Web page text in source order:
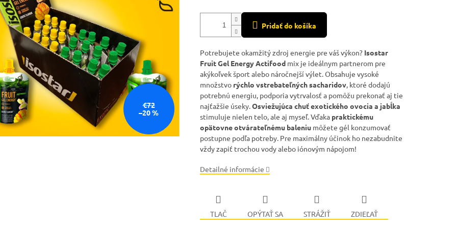
€72
–20 %
Pridať do košíka
Potrebujete okamžitý zdroj energie pre váš výkon? Isostar
Fruit Gel Energy Actifoodmix je ideálnym partnerom pre
akýkoľvek šport alebo náročnejší výlet. Obsahuje vysoké
množstvo rýchlo vstrebateľných sacharidov, ktoré dodajú
potrebnú energiu, podporia vytrvalosť a pomôžu prekonať aj tie
najťažšie úseky.Osviežujúca chuť exotického ovocia a jabĺka
stimuluje nielen telo, ale aj myseľ. Vďaka praktickému
opätovne otvárateľnému baleniumôžete gél konzumovať
postupne podľa potreby. Pre maximálny účinok ho nezabudnite
vždy zapiť trochou vody alebo iónovým nápojom!
Detailné informácie
TLAČ OPÝTAŤ SA STRÁŽIŤ ZDIEĽAŤ